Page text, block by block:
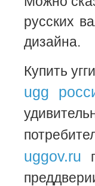
русских
дизайна.
Купить
ugg
uggov.ru